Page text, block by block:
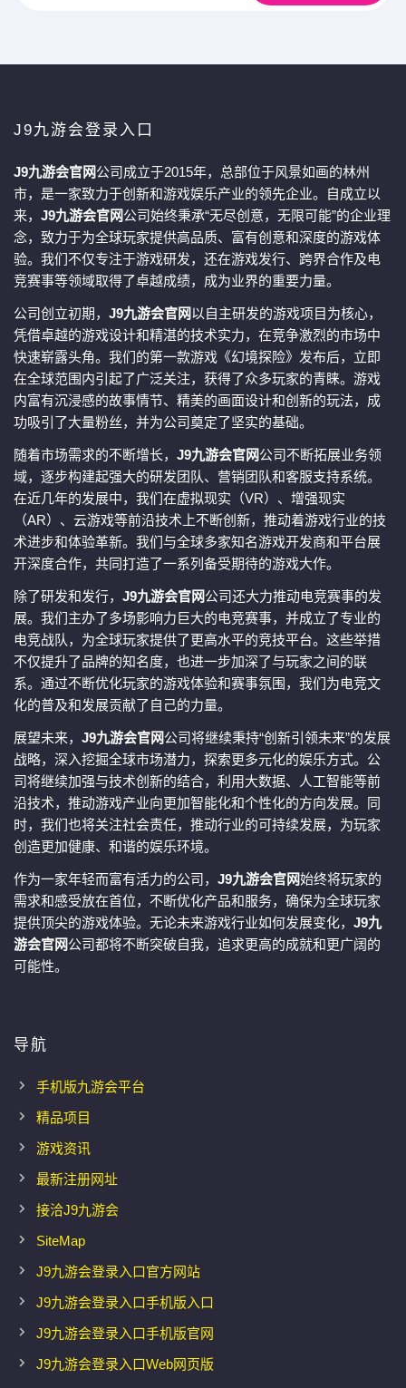
J9九游会登录入口
J9九游会官网公司成立于2015年，总部位于风景如画的林州
市，是一家致力于创新和游戏娱乐产业的领先企业。自成立以
来， J9九游会官网公司始终秉承“无尽创意，无限可能”的企业理
念，致力于为全球玩家提供高品质、富有创意和深度的游戏体
验。我们不仅专注于游戏研发，还在游戏发行、跨界合作及电
竞赛事等领域取得了卓越成绩，成为业界的重要力量。
公司创立初期， J9九游会官网以自主研发的游戏项目为核心，
凭借卓越的游戏设计和精湛的技术实力，在竞争激烈的市场中
快速崭露头角。我们的第一款游戏《幻境探险》发布后，立即
在全球范围内引起了广泛关注，获得了众多玩家的青睐。游戏
内富有沉浸感的故事情节、精美的画面设计和创新的玩法，成
功吸引了大量粉丝，并为公司奠定了坚实的基础。
随着市场需求的不断增长， J9九游会官网公司不断拓展业务领
域，逐步构建起强大的研发团队、营销团队和客服支持系统。
在近几年的发展中，我们在虚拟现实（VR）、增强现实
（AR）、云游戏等前沿技术上不断创新，推动着游戏行业的技
术进步和体验革新。我们与全球多家知名游戏开发商和平台展
开深度合作，共同打造了一系列备受期待的游戏大作。
除了研发和发行， J9九游会官网公司还大力推动电竞赛事的发
展。我们主办了多场影响力巨大的电竞赛事，并成立了专业的
电竞战队，为全球玩家提供了更高水平的竞技平台。这些举措
不仅提升了品牌的知名度，也进一步加深了与玩家之间的联
系。通过不断优化玩家的游戏体验和赛事氛围，我们为电竞文
化的普及和发展贡献了自己的力量。
展望未来， J9九游会官网公司将继续秉持“创新引领未来”的发展
战略，深入挖掘全球市场潜力，探索更多元化的娱乐方式。公
司将继续加强与技术创新的结合，利用大数据、人工智能等前
沿技术，推动游戏产业向更加智能化和个性化的方向发展。同
时，我们也将关注社会责任，推动行业的可持续发展，为玩家
创造更加健康、和谐的娱乐环境。
作为一家年轻而富有活力的公司， J9九游会官网始终将玩家的
需求和感受放在首位，不断优化产品和服务，确保为全球玩家
提供顶尖的游戏体验。无论未来游戏行业如何发展变化， J9九
游会官网公司都将不断突破自我，追求更高的成就和更广阔的
可能性。
导航
手机版九游会平台
精品项目
游戏资讯
最新注册网址
接洽J9九游会
SiteMap
J9九游会登录入口官方网站
J9九游会登录入口手机版入口
J9九游会登录入口手机版官网
J9九游会登录入口Web网页版